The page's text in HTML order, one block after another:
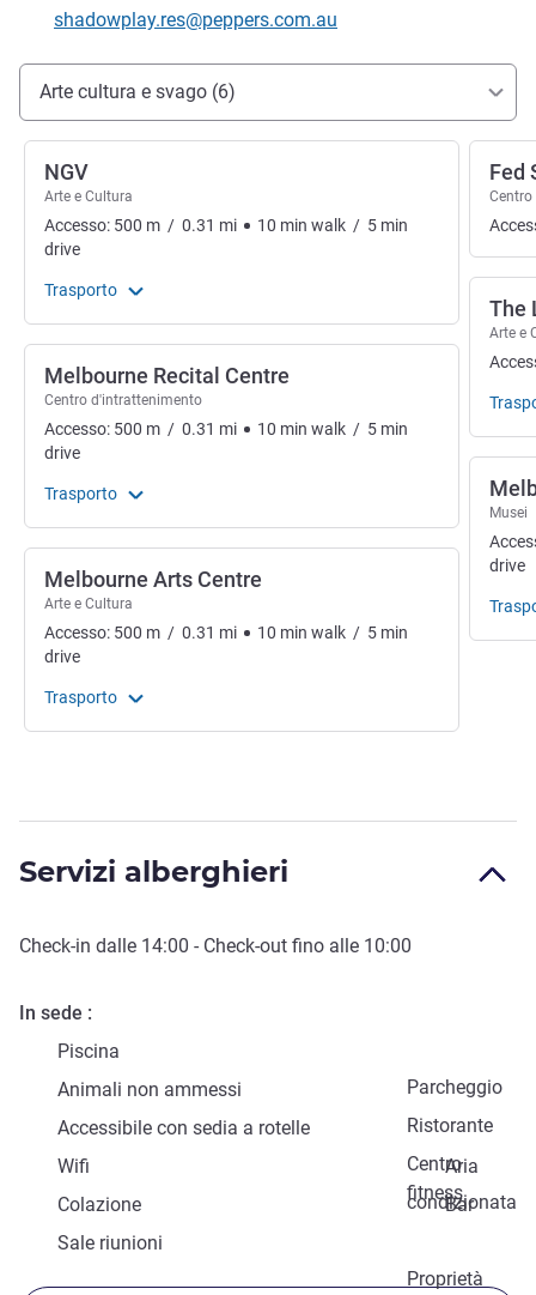
E-mail di contatto
shadowplay.res@peppers.com.au
Accesso e trasporti
Arte cultura e svago (6)
NGV
Arte e Cultura
Accesso: 500 m / 0.31 mi 10 min walk / 5 min
drive
Trasporto
Melbourne Recital Centre
Centro d'intrattenimento
Accesso: 500 m / 0.31 mi 10 min walk / 5 min
drive
Trasporto
Melbourne Arts Centre
Arte e Cultura
Accesso: 500 m / 0.31 mi 10 min walk / 5 min
drive
Trasporto
Fed
The
Arte e
Musei
drive
Servizi alberghieri
Check-in dalle 14:00 - Check-out fino alle 10:00
In sede
Piscina
Parcheggio
Animali non ammessi
Ristorante
Accessibile con sedia a rotelle
Centro
fitness
Wifi
Aria
condizionata
Colazione
Bar
Sale riunioni
Proprietà